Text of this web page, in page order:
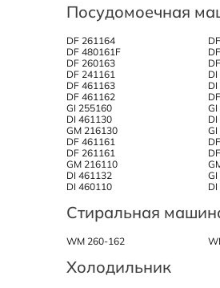
Посудомоечная
DF 261164
DF 480161F
DF 260163
DF 241161
DF 461163
DF 461162
GI 255160
GI
DI 461130
GM 216130
DF 461161
DF 261161
GM 216110
DI 461132
GI
DI 460110
Стиральная
WM 260-162
Холодильник